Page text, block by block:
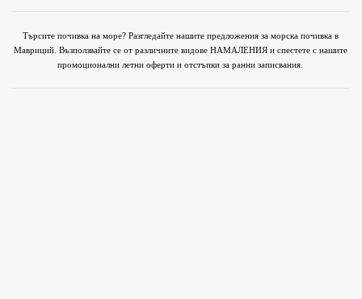
Търсите почивка на море? Разгледайте нашите предложения за морска почивка в
Мавриций. Възползвайте се от различните видове НАМАЛЕНИЯ и спестете с нашите
промоционални летни оферти и отстъпки за ранни записвания.